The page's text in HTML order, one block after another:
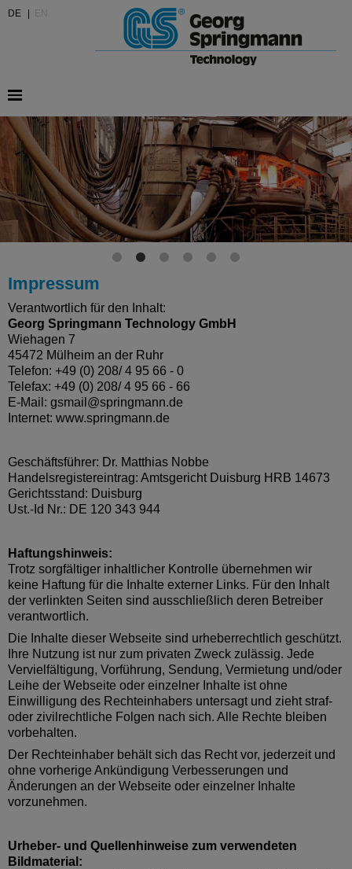
DE
Impressum
Verantwortlich für den Inhalt:
Georg Springmann Technology GmbH
Wiehagen 7
45472 Mülheim an der Ruhr
Telefon: +49 (0) 208/ 4 95 66 - 0
Telefax: +49 (0) 208/ 4 95 66 - 66
E-Mail: gsmail@springmann.de
Internet: www.springmann.de
Geschäftsführer: Dr. Matthias Nobbe
Handelsregistereintrag: Amtsgericht Duisburg HRB 14673
Gerichtsstand: Duisburg
Ust.-Id Nr.: DE 120 343 944
Haftungshinweis:
Trotz sorgfältiger inhaltlicher Kontrolle übernehmen wir
keine Haftung für die Inhalte externer Links. Für den Inhalt
der verlinkten Seiten sind ausschließlich deren Betreiber
verantwortlich.
Die Inhalte dieser Webseite sind urheberrechtlich geschützt.
Ihre Nutzung ist nur zum privaten Zweck zulässig. Jede
Vervielfältigung, Vorführung, Sendung, Vermietung und/oder
Leihe der Webseite oder einzelner Inhalte ist ohne
Einwilligung des Rechteinhabers untersagt und zieht straf-
oder zivilrechtliche Folgen nach sich. Alle Rechte bleiben
vorbehalten.
Der Rechteinhaber behält sich das Recht vor, jederzeit und
ohne vorherige Ankündigung Verbesserungen und
Änderungen an der Webseite oder einzelner Inhalte
vorzunehmen.
Urheber- und Quellenhinweise zum verwendeten
Bildmaterial: